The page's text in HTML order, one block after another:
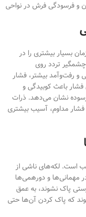
و فرسودگی فرش در نواحی
بسیار بیشتری را در
تردد روی
رفت‌وآمد بیشتر، فشار
فشار باعث کوبیدگی و
نشان می‌دهد. ذرات
مداوم، آسیب بیشتری
است. لکه‌های ناشی از
مهمانی‌ها و دورهمی‌ها
پاک نشوند، به عمق
که پاک کردن آن‌ها حتی